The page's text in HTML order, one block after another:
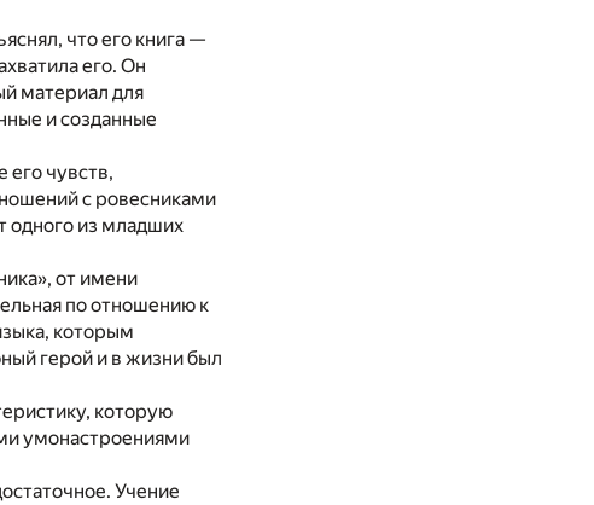
что его книга —
его. Он
материал для
и созданные
чувств,
с ровесниками
одного из младших
от имени
по отношению к
которым
герой и в жизни был
которую
умонастроениями
Учение